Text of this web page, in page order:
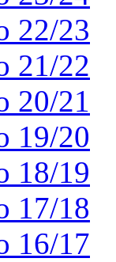
22/23
21/22
20/21
19/20
18/19
17/18
16/17